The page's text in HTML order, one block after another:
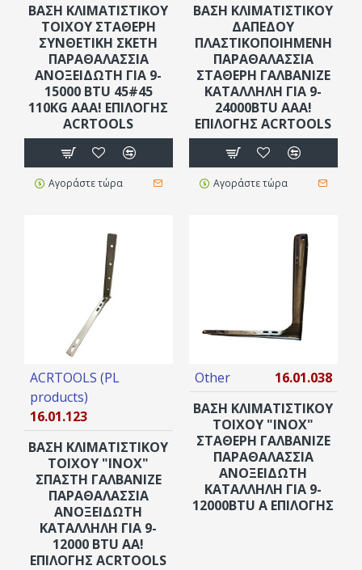
ΒΑΣΗ ΚΛΙΜΑΤΙΣΤΙΚΟΥ
TOIXOY ΣΤΑΘΕΡΗ
ΣΥΝΘΕΤΙΚΗ ΣΚΕΤΗ
ΠΑΡΑΘΑΛΑΣΣΙΑ
ΑΝΟΞΕΙΔΩΤΗ ΓΙΑ 9-
15000 BTU 45#45
110KG AAA! ΕΠΙΛΟΓΗΣ
ACRTOOLS
Αγοράστε τώρα
ΒΑΣΗ ΚΛΙΜΑΤΙΣΤΙΚΟΥ
ΔΑΠΕΔΟΥ
ΠΛΑΣΤΙΚΟΠΟΙΗΜΕΝΗ
ΠΑΡΑΘΑΛΑΣΣΙΑ
ΣΤΑΘΕΡΗ ΓΑΛΒΑΝΙΖΕ
ΚΑΤΑΛΛΗΛΗ ΓΙΑ 9-
24000BTU ΑΑΑ!
ΕΠΙΛΟΓΗΣ ACRTOOLS
Αγοράστε τώρα
ACRTOOLS (PL
products)
16.01.123
ΒΑΣΗ ΚΛΙΜΑΤΙΣΤΙΚΟΥ
ΤΟΙΧΟΥ "ΙΝΟΧ"
ΣΠΑΣΤΗ ΓΑΛΒΑΝΙΖΕ
ΠΑΡΑΘΑΛΑΣΣΙΑ
ΑΝΟΞΕΙΔΩΤΗ
ΚΑΤΑΛΛΗΛΗ ΓΙΑ 9-
12000 BTU AA!
ΕΠΙΛΟΓΗΣ ACRTOOLS
Other
16.01.038
ΒΑΣΗ ΚΛΙΜΑΤΙΣΤΙΚΟΥ
ΤΟΙΧΟΥ "ΙΝΟΧ"
ΣΤΑΘΕΡΗ ΓΑΛΒΑΝΙΖΕ
ΠΑΡΑΘΑΛΑΣΣΙΑ
ΑΝΟΞΕΙΔΩΤΗ
ΚΑΤΑΛΛΗΛΗ ΓΙΑ 9-
12000BTU A ΕΠΙΛΟΓΗΣ